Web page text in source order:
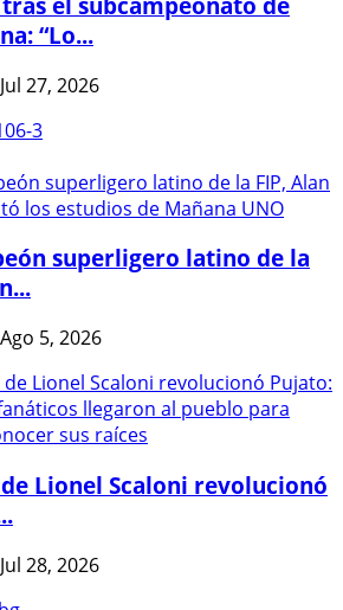
“Lo...
Jul 27, 2026
3
superligero latino de la
Ago 5, 2026
de Lionel Scaloni revolucionó
Jul 28, 2026